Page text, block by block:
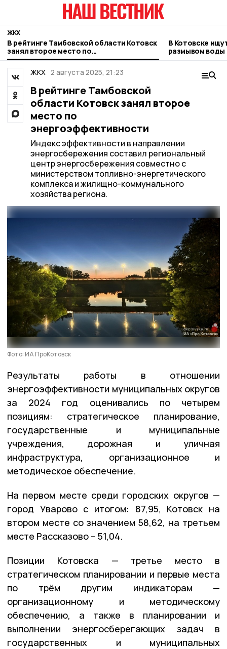
ЖКХ
В рейтинге Тамбовской области Котовск
занял второе место по
энергоэффективности
В Котовске
размывом воды
двух улиц
ЖКХ 2 августа 2025, 21:23
В рейтинге Тамбовской
области Котовск занял второе
место по
энергоэффективности
Индекс эффективности в направлении
энергосбережения составил региональный
центр энергосбережения совместно с
министерством топливно-энергетического
комплекса и жилищно-коммунального
хозяйства региона.
Фото: ИА ПроКотовск
Результаты работы в отношении
энергоэффективности муниципальных округов
за 2024 год оценивались по четырем
позициям: стратегическое планирование,
государственные и муниципальные
учреждения, дорожная и уличная
инфраструктура, организационное и
методическое обеспечение.
На первом месте среди городских округов —
город Уварово с итогом: 87,95, Котовск на
втором месте со значением 58,62, на третьем
месте Рассказово – 51,04.
Позиции Котовска — третье место в
стратегическом планировании и первые места
по трём другим индикаторам —
организационному и методическому
обеспечению, а также в планировании и
выполнении энергосберегающих задач в
государственных и муниципальных